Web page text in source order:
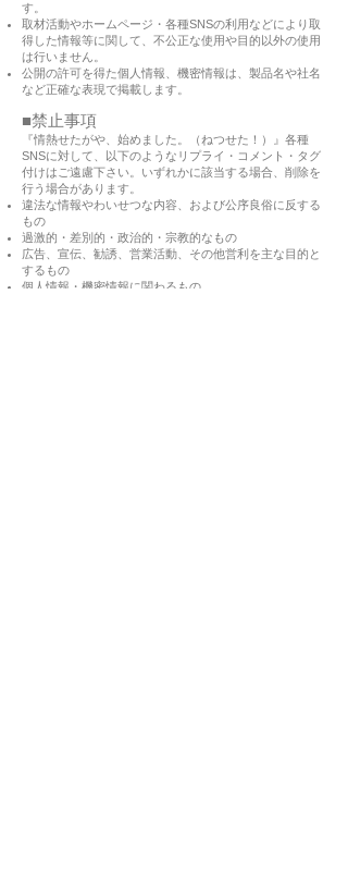
す。
取材活動やホームページ・各種SNSの利用などにより取
得した情報等に関して、不公正な使用や目的以外の使用
は行いません。
公開の許可を得た個人情報、機密情報は、製品名や社名
など正確な表現で掲載します。
■禁止事項
『情熱せたがや、始めました。（ねつせた！）』各種
SNSに対して、以下のようなリプライ・コメント・タグ
付けはご遠慮下さい。いずれかに該当する場合、削除を
行う場合があります。
違法な情報やわいせつな内容、および公序良俗に反する
もの
過激的・差別的・政治的・宗教的なもの
広告、宣伝、勧誘、営業活動、その他営利を主な目的と
するもの
個人情報・機密情報に関わるもの